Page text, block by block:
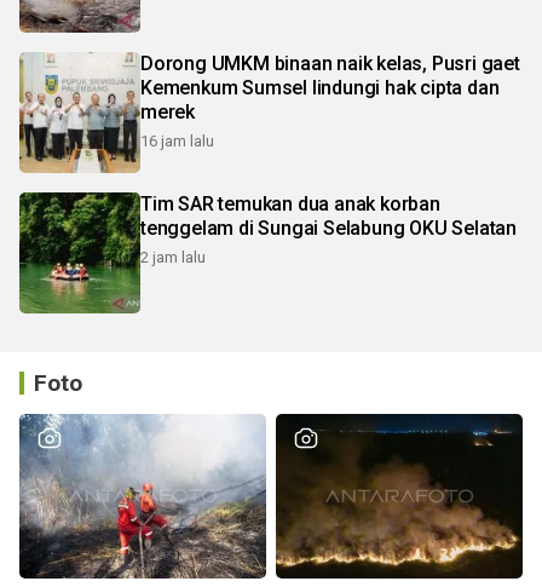
Dorong UMKM binaan naik kelas, Pusri gaet
Kemenkum Sumsel lindungi hak cipta dan
merek
16 jam lalu
Tim SAR temukan dua anak korban
tenggelam di Sungai Selabung OKU Selatan
2 jam lalu
Foto